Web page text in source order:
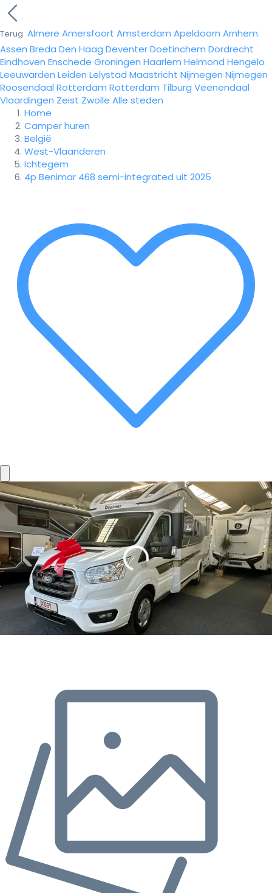
Terug Almere Amersfoort Amsterdam Apeldoorn Arnhem
Assen Breda Den Haag DeventerDoetinchem Dordrecht
Eindhoven Enschede Groningen Haarlem Helmond Hengelo
Leeuwarden Leiden Lelystad Maastricht Nijmegen Nijmegen
Roosendaal Rotterdam Rotterdam Tilburg Veenendaal
Vlaardingen Zeist Zwolle Alle steden
Home
Camper huren
België
West-Vlaanderen
Ichtegem
4p Benimar 468 semi-integrated uit 2025